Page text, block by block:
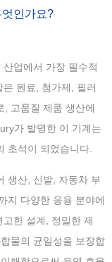
인가요?
업에서 가장 필수적
원료, 첨가제, 필러
, 고품질 제품 생산에
가 발명한 이 기계는
초석이 되었습니다.
생산, 신발, 자동차 부
지 다양한 응용 분야에
한 설계, 정밀한 제
물의 균일성을 보장합